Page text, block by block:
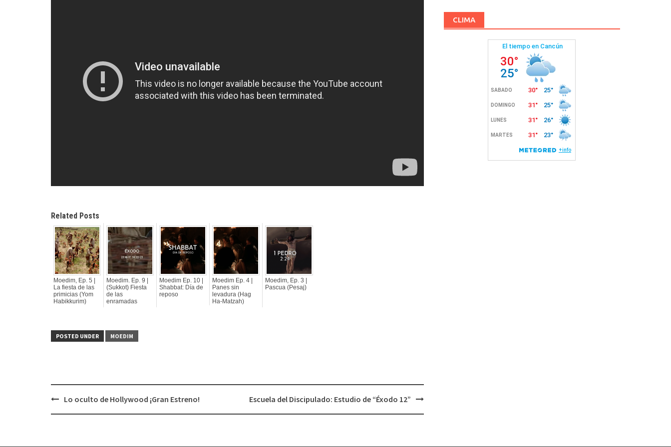
Related Posts
Moedim, Ep. 5 |
La fiesta de las
primicias (Yom
Habikkurim)
Moedim. Ep. 9 |
(Sukkot) Fiesta
de las
enramadas
Moedim Ep. 10 |
Shabbat: Día de
reposo
Moedim Ep. 4 |
Panes sin
levadura (Hag
Ha-Matzah)
Moedim, Ep. 3 |
Pascua (Pesaj)
POSTED UNDER MOEDIM
Lo oculto de Hollywood ¡Gran Estreno! Escuela del Discipulado: Estudio de “Éxodo 12”
CLIMA